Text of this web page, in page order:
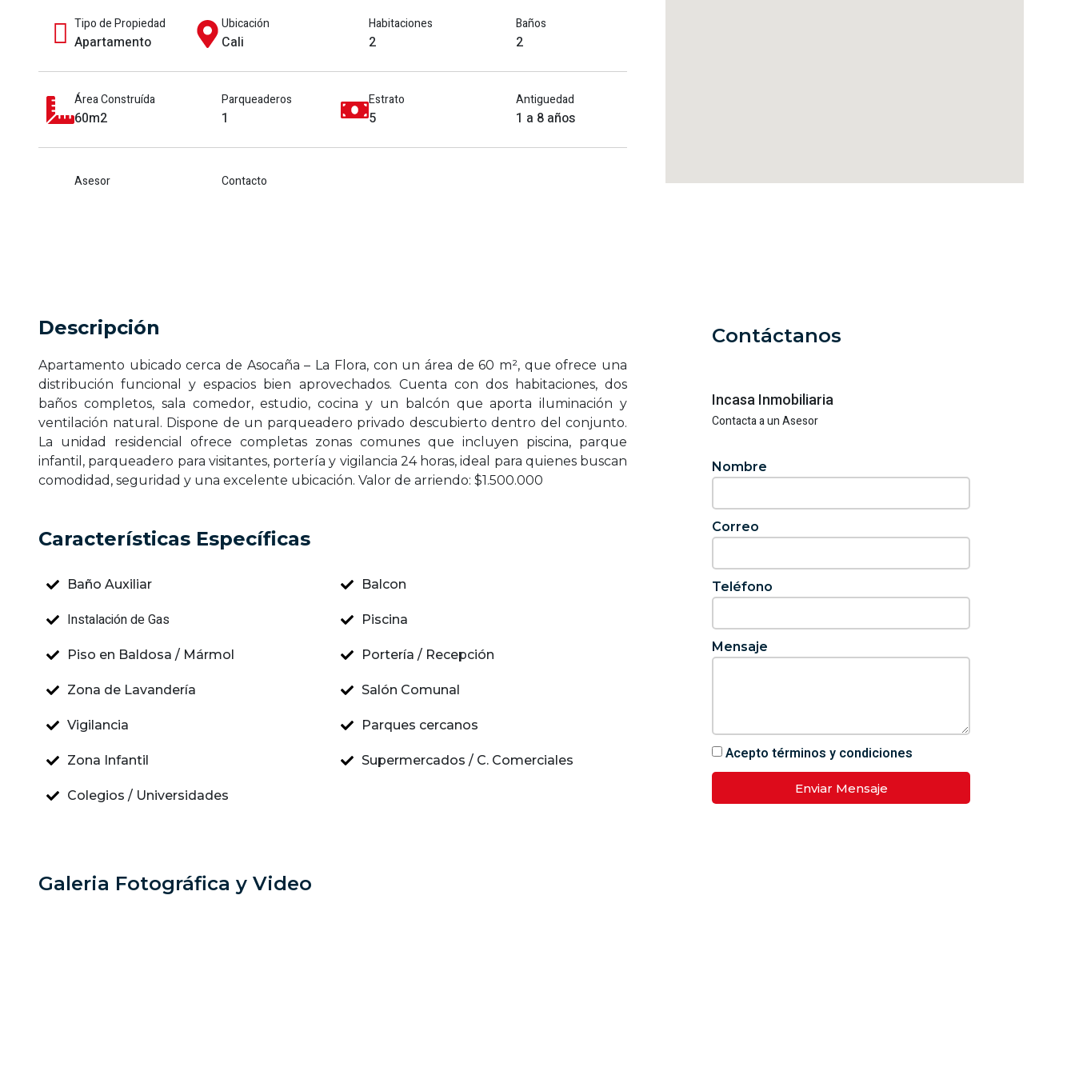
Tipo de Propiedad
Apartamento
Ubicación
Cali
Habitaciones
2
Baños
2
Área Construída
60m2
Parqueaderos
1
Estrato
5
Antiguedad
1 a 8 años
Asesor Contacto
Descripción
Apartamento ubicado cerca de Asocaña – La Flora, con un área de 60 m², que ofrece una
distribución funcional y espacios bien aprovechados. Cuenta con dos habitaciones, dos
baños completos, sala comedor, estudio, cocina y un balcón que aporta iluminación y
ventilación natural. Dispone de un parqueadero privado descubierto dentro del conjunto.
La unidad residencial ofrece completas zonas comunes que incluyen piscina, parque
infantil, parqueadero para visitantes, portería y vigilancia 24 horas, ideal para quienes buscan
comodidad, seguridad y una excelente ubicación. Valor de arriendo: $1.500.000
Características Específicas
Baño Auxiliar
Instalación de Gas
Piso en Baldosa / Mármol
Zona de Lavandería
Vigilancia
Zona Infantil
Colegios / Universidades
Balcon
Piscina
Portería / Recepción
Salón Comunal
Parques cercanos
Supermercados / C. Comerciales
Galeria Fotográfica y Video
Contáctanos
Incasa Inmobiliaria
Contacta a un Asesor
Nombre
Correo
Teléfono
Mensaje
Acepto términos y condiciones
Enviar Mensaje